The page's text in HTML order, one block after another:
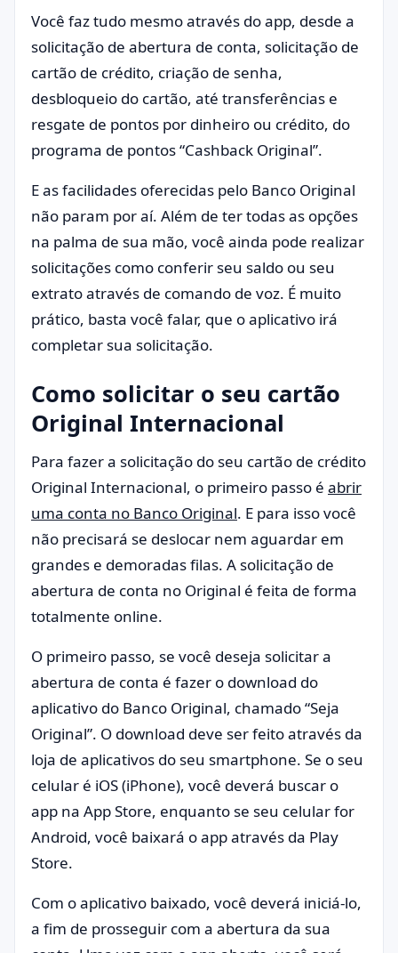
Você faz tudo mesmo através do app, desde a
solicitação de abertura de conta, solicitação de
cartão de crédito, criação de senha,
desbloqueio do cartão, até transferências e
resgate de pontos por dinheiro ou crédito, do
programa de pontos “Cashback Original”.
E as facilidades oferecidas pelo Banco Original
não param por aí. Além de ter todas as opções
na palma de sua mão, você ainda pode realizar
solicitações como conferir seu saldo ou seu
extrato através de comando de voz. É muito
prático, basta você falar, que o aplicativo irá
completar sua solicitação.
Como solicitar o seu cartão
Original Internacional
Para fazer a solicitação do seu cartão de crédito
Original Internacional, o primeiro passo é abrir
uma conta no Banco Original. E para isso você
não precisará se deslocar nem aguardar em
grandes e demoradas filas. A solicitação de
abertura de conta no Original é feita de forma
totalmente online.
O primeiro passo, se você deseja solicitar a
abertura de conta é fazer o download do
aplicativo do Banco Original, chamado “Seja
Original”. O download deve ser feito através da
loja de aplicativos do seu smartphone. Se o seu
celular é iOS (iPhone), você deverá buscar o
app na App Store, enquanto se seu celular for
Android, você baixará o app através da Play
Store.
Com o aplicativo baixado, você deverá iniciá-lo,
a fim de prosseguir com a abertura da sua